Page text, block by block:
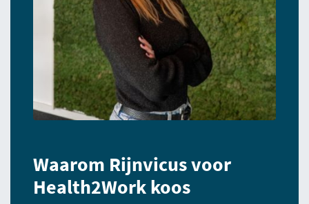
Waarom Rijnvicus voor
Health2Work koos